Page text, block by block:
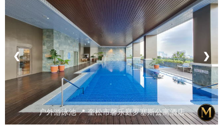
户外游泳池 📍 奎松市馨乐庭罗塞斯公寓酒店
❮ ❯